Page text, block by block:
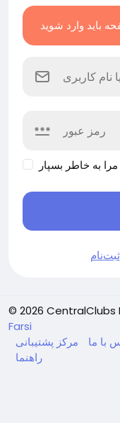
باید وارد شوید
مرا به خاطر بسپار
ثبت‌نام
Farsi
با ما
مرکز پشتیبانی
راهنما